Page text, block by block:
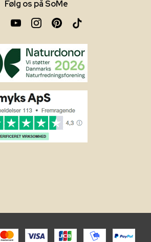
Følg os på SoMe